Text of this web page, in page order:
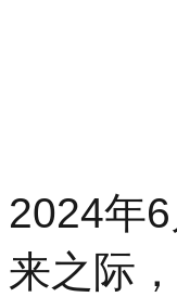
2024年
来之际